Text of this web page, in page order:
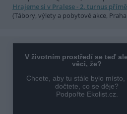
Hrajeme si v Pralese - 2. turnus
(Tábory, výlety a pobytové akce, Praha